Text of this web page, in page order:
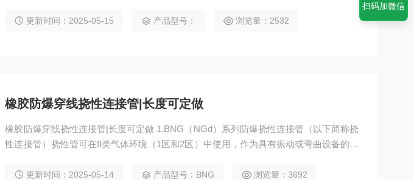
更新时间：2025-05-15 产品型号： 浏览量：2532
橡胶防爆穿线挠性连接管|长度可定做
橡胶防爆穿线挠性连接管|长度可定做 1.BNG（NGd）系列防爆挠性连接管（以下简称挠
性连接管）挠性管可在II类气体环境（1区和2区）中使用，作为具有振动或弯曲设备的连
的规定。 3.环境温度为-20℃-+60℃。 4.无破坏绝缘的气体或蒸汽的环境中。 5.防爆标
更新时间：2025-05-14 产品型号：BNG 浏览量：3692
扫码加微信